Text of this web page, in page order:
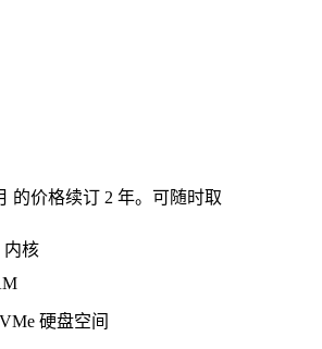
的价格续订 2 年。可随时取
内核
硬盘空间